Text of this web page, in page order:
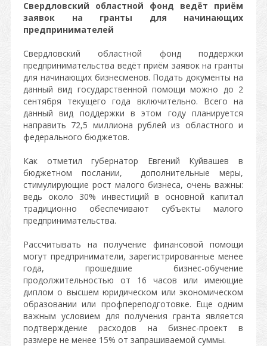
Свердловский областной фонд ведёт приём
заявок на гранты для начинающих
предпринимателей
Свердловский областной фонд поддержки
предпринимательства ведёт приём заявок на гранты
для начинающих бизнесменов. Подать документы на
данный вид государственной помощи можно до 2
сентября текущего года включительно. Всего на
данный вид поддержки в этом году планируется
направить 72,5 миллиона рублей из областного и
федерального бюджетов.
Как отметил губернатор Евгений Куйвашев в
бюджетном послании, дополнительные меры,
стимулирующие рост малого бизнеса, очень важны:
ведь около 30% инвестиций в основной капитал
традиционно обеспечивают субъекты малого
предпринимательства.
Рассчитывать на получение финансовой помощи
могут предприниматели, зарегистрированные менее
года, прошедшие бизнес-обучение
продолжительностью от 16 часов или имеющие
диплом о высшем юридическом или экономическом
образовании или профпереподготовке. Еще одним
важным условием для получения гранта является
подтверждение расходов на бизнес-проект в
размере не менее 15% от запрашиваемой суммы.